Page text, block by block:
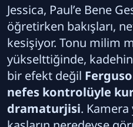
Jessica, Paul’e Bene
öğretirken bakışları,
kesişiyor. Tonu milim
yükselttiğinde, kadehin
bir efekt değil
nefes kontrolüyle
dramaturjisi. Kamera